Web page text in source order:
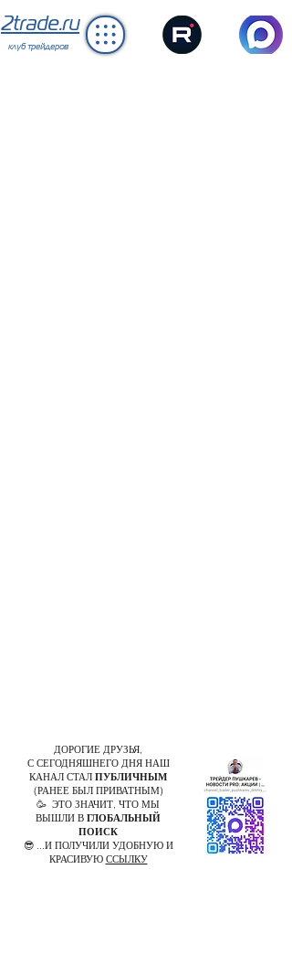
2trade.ru
клуб трейдеров
ДОРОГИЕ ДРУЗЬЯ,
С СЕГОДНЯШНЕГО ДНЯ НАШ
КАНАЛ СТАЛ ПУБЛИЧНЫМ
(РАНЕЕ БЫЛ ПРИВАТНЫМ)
🥳 ЭТО ЗНАЧИТ, ЧТО МЫ
ВЫШЛИ В ГЛОБАЛЬНЫЙ
ПОИСК
😎 ...И ПОЛУЧИЛИ УДОБНУЮ И
КРАСИВУЮ ССЫЛКУ